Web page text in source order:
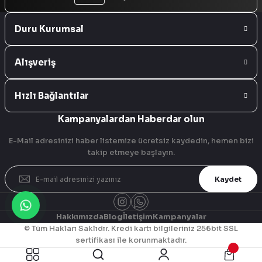
Duru Kurumsal
Alışveriş
Hızlı Bağlantılar
Kampanyalardan Haberdar olun
E-Mail adresinizi haber listemize ücretsiz kaydedin, hemen bizi
takip etmeye başlayın.
Kaydet
HakkımızdaBlogİletişimKampanyalar
© Tüm Hakları Saklıdır. Kredi kartı bilgileriniz 256bit SSL
sertifikası ile korunmaktadır.